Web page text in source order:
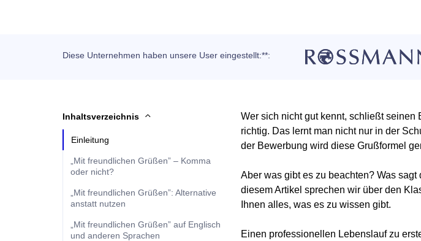
Diese Unternehmen haben unsere User eingestellt:**:
Inhaltsverzeichnis
Einleitung
„Mit freundlichen Grüßen” – Komma
oder nicht?
„Mit freundlichen Grüßen”: Alternative
anstatt nutzen
„Mit freundlichen Grüßen” auf Englisch
und anderen Sprachen
Wer sich nicht gut kennt, schließt seinen
richtig. Das lernt man nicht nur in der
der Bewerbung wird diese Grußformel
Aber was gibt es zu beachten? Was
diesem Artikel sprechen wir über den
Ihnen alles, was es zu wissen gibt.
Einen professionellen Lebenslauf zu